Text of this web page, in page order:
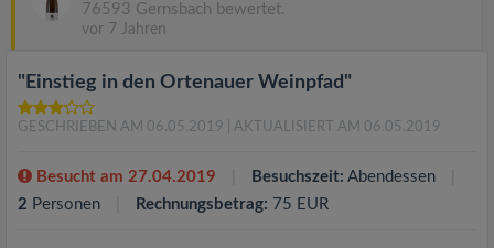
76593 Gernsbach bewertet.
vor 7 Jahren
"Einstieg in den Ortenauer Weinpfad"
GESCHRIEBEN AM 06.05.2019 | AKTUALISIERT AM 06.05.2019
Besucht am 27.04.2019 Besuchszeit: Abendessen
2 Personen Rechnungsbetrag: 75 EUR